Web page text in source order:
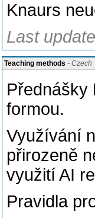
Knaurs
Last
Teaching methods - Czech
Přednášky
formou.
Využívání
přirozeně
využití AI
Pravidla